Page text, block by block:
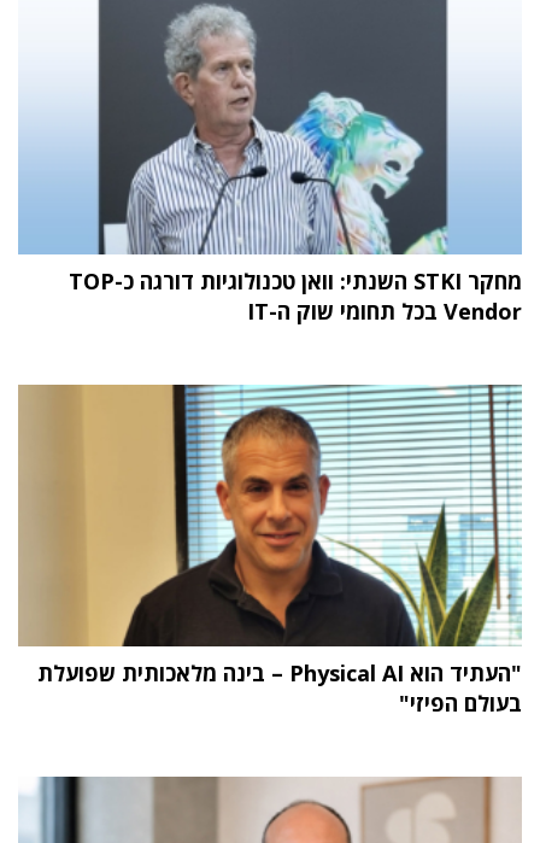
מחקר STKI השנתי: וואן טכנולוגיות דורגה כ-TOP
Vendor בכל תחומי שוק ה-IT
"העתיד הוא Physical AI – בינה מלאכותית שפועלת
בעולם הפיזי"